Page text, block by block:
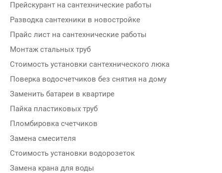
Прейскурант на сантехнические работы
Разводка сантехники в новостройке
Прайс лист на сантехнические работы
Монтаж стальных труб
Стоимость установки сантехнического люка
Поверка водосчетчиков без снятия на дому
Заменить батареи в квартире
Пайка пластиковых труб
Пломбировка счетчиков
Замена смесителя
Стоимость установки водорозеток
Замена крана для воды